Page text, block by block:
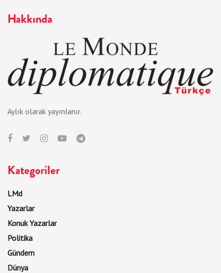
Hakkında
Aylık olarak yayınlanır.
Kategoriler
LMd
Yazarlar
Konuk Yazarlar
Politika
Gündem
Dünya